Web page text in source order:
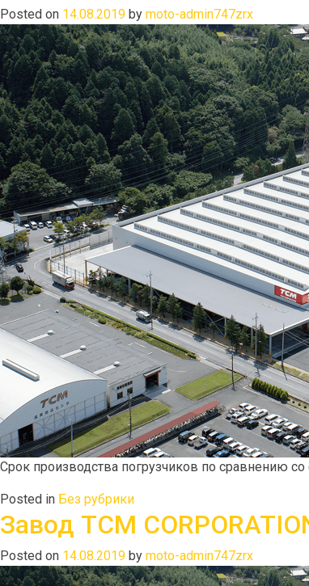
Posted on 14.08.2019 by moto-admin747zrx
Срок производства погрузчиков по сравнению
Posted in Без рубрики
Завод TCM
Posted on 14.08.2019 by moto-admin747zrx